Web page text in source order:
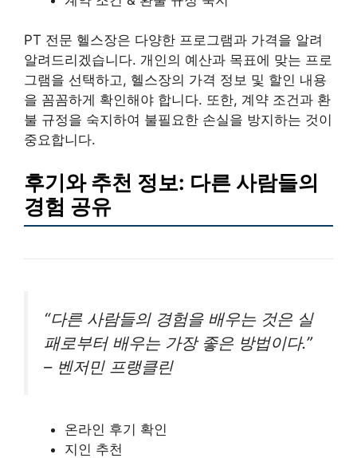
PT 전문 헬스장은 다양한 프로그램과 가격을 알려
알려드리겠습니다. 개인의 예산과 목표에 맞는 프로
그램을 선택하고, 헬스장의 가격 정보 및 할인 내용
을 꼼꼼하게 확인해야 합니다. 또한, 계약 조건과 환
불 규정을 숙지하여 불필요한 손실을 방지하는 것이
중요합니다.
후기와 추천 정보: 다른 사람들의
경험 공유
“다른 사람들의 경험을 배우는 것은 실
패로부터 배우는 가장 좋은 방법이다.”
– 벤저민 프랭클린
온라인 후기 확인
지인 추천